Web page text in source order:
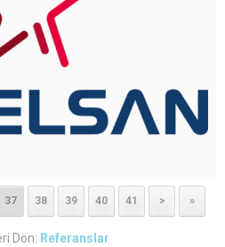
37 38 39 40 41 > »
Dön: Referanslar